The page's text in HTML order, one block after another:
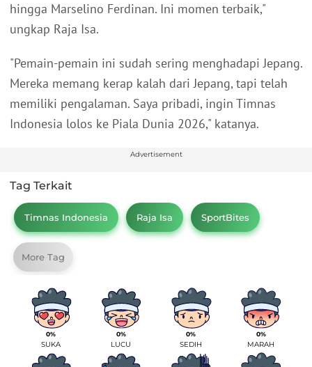
hingga Marselino Ferdinan. Ini momen terbaik,"
ungkap Raja Isa.
"Pemain-pemain ini sudah sering menghadapi Jepang.
Mereka memang kerap kalah dari Jepang, tapi telah
memiliki pengalaman. Saya pribadi, ingin Timnas
Indonesia lolos ke Piala Dunia 2026," katanya.
Advertisement
Tag Terkait
Timnas Indonesia Raja Isa SportBites
More Tag
0%
SUKA
0%
LUCU
0%
SEDIH
0%
MARAH